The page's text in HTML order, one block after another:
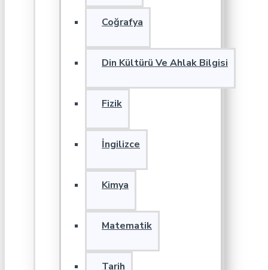
Coğrafya
Din Kültürü Ve Ahlak Bilgisi
Fizik
İngilizce
Kimya
Matematik
Tarih